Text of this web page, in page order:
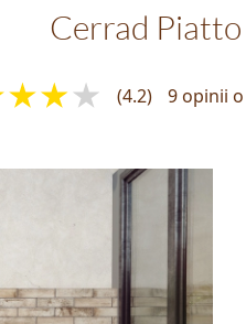
Cerrad Piatto
(4.2) 9 opinii